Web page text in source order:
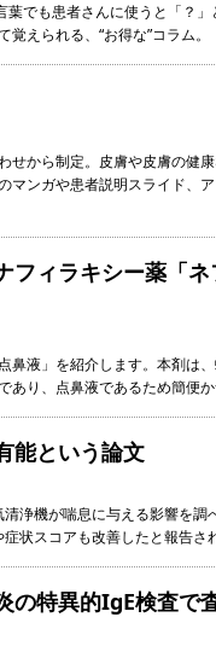
葉でも患者さんに使うと「？
えられる、“お得な”コラム。
せから制定。皮膚や皮膚の健
マンガや患者説明スライド、
フィラキシー薬「
鼻液」を紹介します。本剤は
り、点鼻液であるため簡便
能という論文
浄機が喘息に与える影響を
状スコアも改善したと報告さ
の特異的IgE検査で